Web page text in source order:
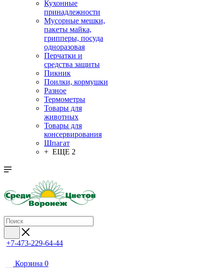
Кухонные
принадлежности
Мусорные мешки,
пакеты майка,
грипперы, посуда
одноразовая
Перчатки и
средства защиты
Пикник
Поилки, кормушки
Разное
Термометры
Товары для
животных
Товары для
консервирования
Шпагат
+ ЕЩЕ 2
+7-473-229-64-44
Корзина 0